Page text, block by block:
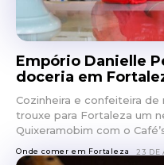
Empório Danielle
doceria em
Cozinheira e confeiteira de
trouxe para Fortaleza um
Quixeramobim com o
Onde comer em Fortaleza 23 DE